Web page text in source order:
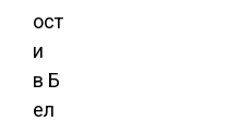
ост
и
в Б
ел